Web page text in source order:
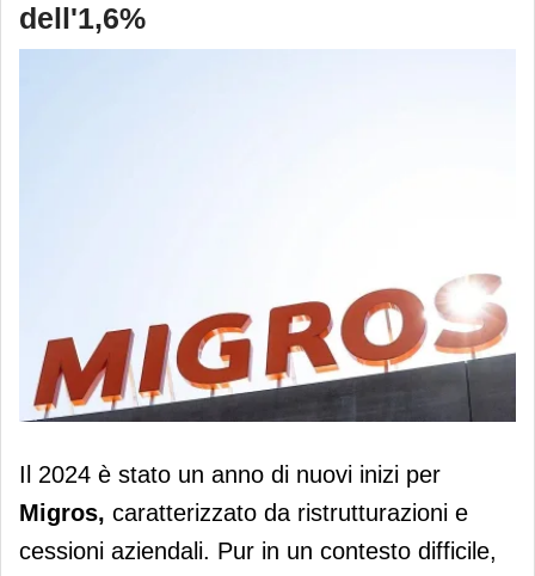
dell'1,6%
Migros, fatturato in crescita dell'1,6%
Il 2024 è stato un anno di nuovi inizi per
Migros, caratterizzato da ristrutturazioni e
cessioni aziendali. Pur in un contesto difficile,